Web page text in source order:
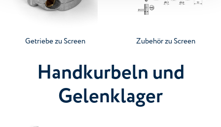
Getriebe zu Screen Zubehör zu Screen
Handkurbeln und
Gelenklager